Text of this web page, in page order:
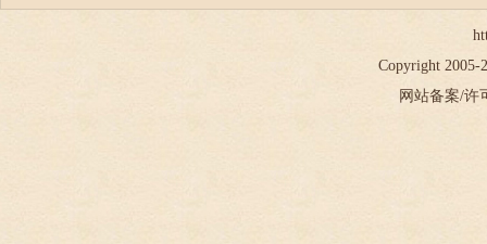
Copyright 2005-
网站备案/许